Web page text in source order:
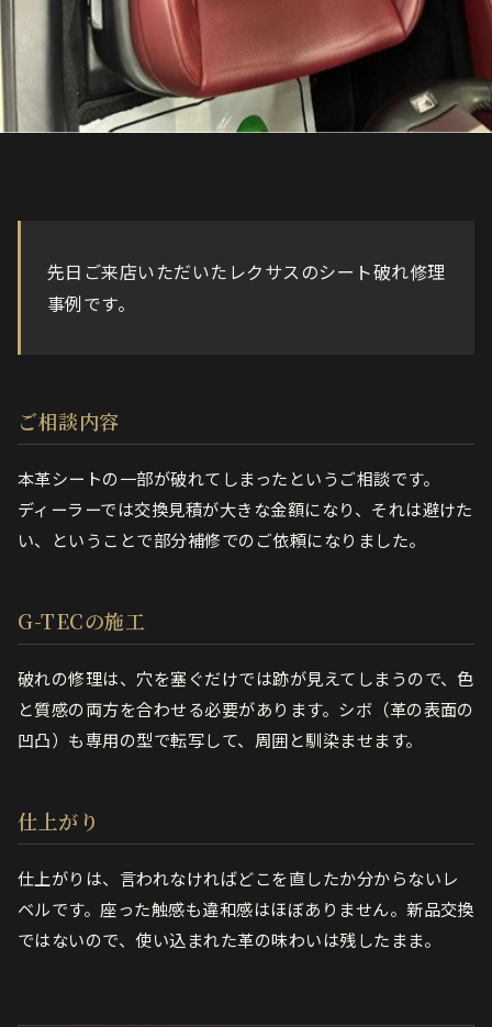
先日ご来店いただいたレクサスのシート破れ修理
事例です。
ご相談内容
本革シートの一部が破れてしまったというご相談です。
ディーラーでは交換見積が大きな金額になり、それは避けた
い、ということで部分補修でのご依頼になりました。
G-TECの施工
破れの修理は、穴を塞ぐだけでは跡が見えてしまうので、色
と質感の両方を合わせる必要があります。シボ（革の表面の
凹凸）も専用の型で転写して、周囲と馴染ませます。
仕上がり
仕上がりは、言われなければどこを直したか分からないレ
ベルです。座った触感も違和感はほぼありません。新品交換
ではないので、使い込まれた革の味わいは残したまま。